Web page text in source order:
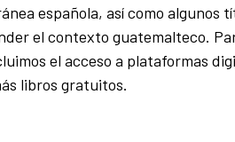
española, así como algunos
el contexto guatemalteco.
el acceso a plataformas
libros gratuitos.